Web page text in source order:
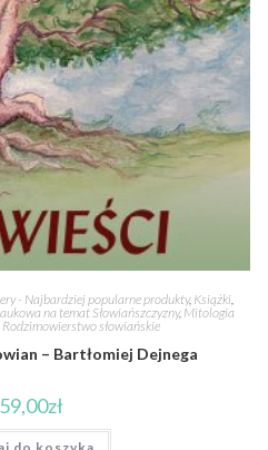
- Najbardziej popularne produkty, Książki,
na temat Słowiańszczyzny, Mitologia
Rodzimowierstwo słowiańskie
– Bartłomiej Dejnega
59,00zł